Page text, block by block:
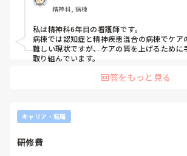
精神科, 病棟
私は精神科6年目の看護師です。
病棟では認知症と精神疾患混合の病棟でケア
難しい現状ですが、ケアの質を上げるために
取り組んでいます。
回答をもっと見る
キャリア・転職
研修費